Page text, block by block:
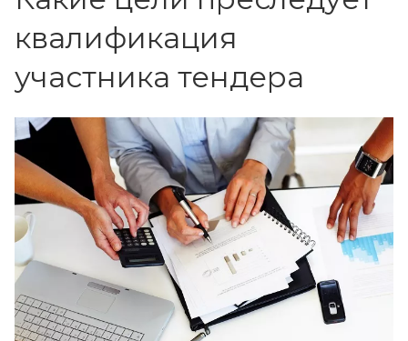
квалификация
участника тендера